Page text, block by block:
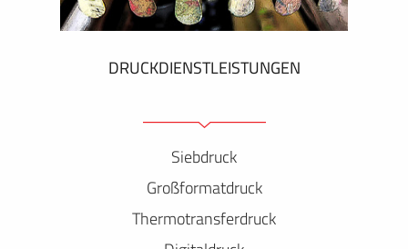
DRUCKDIENSTLEISTUNGEN
Siebdruck
Großformatdruck
Thermotransferdruck